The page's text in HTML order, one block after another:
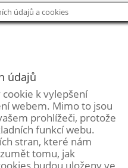
údajů a cookies
údajů
k vylepšení
webem. Mimo to jsou
prohlížeči, protože
funkcí webu.
stran, které nám
tomu, jak